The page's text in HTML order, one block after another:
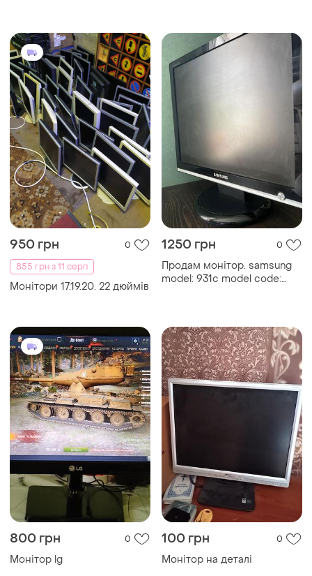
950 грн
0
855 грн з 11 серп
Монітори 17.19.20. 22 дюймів
1250 грн 0
Продам монітор. samsung
model: 931c model code:
800 грн 0
Монітор lg
100 грн 0
Монітор на деталі